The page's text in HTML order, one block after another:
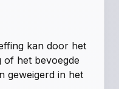
kan door het
of het bevoegde
geweigerd in het